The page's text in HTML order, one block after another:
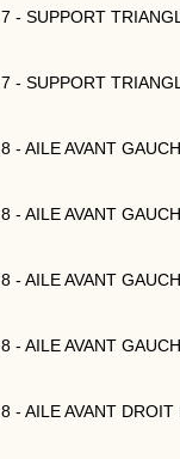
7 - SUPPORT
7 - SUPPORT
8 - AILE AVANT
8 - AILE AVANT
8 - AILE AVANT
8 - AILE AVANT
8 - AILE AVANT